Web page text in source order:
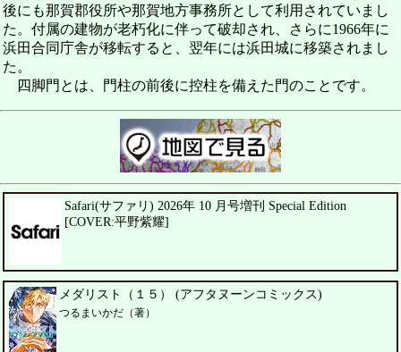
後にも那賀郡役所や那賀地方事務所として利用されていまし
た。付属の建物が老朽化に伴って破却され、さらに1966年に
浜田合同庁舎が移転すると、翌年には浜田城に移築されまし
た。
四脚門とは、門柱の前後に控柱を備えた門のことです。
Safari(サファリ) 2026年 10 月号増刊 Special Edition
[COVER:平野紫耀]
メダリスト（１５） (アフタヌーンコミックス)
つるまいかだ（著）